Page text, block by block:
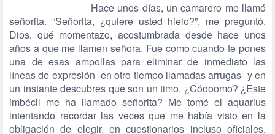
Hace unos días, un camarero me llamó
señorita. “Señorita, ¿quiere usted hielo?”, me preguntó.
Dios, qué momentazo, acostumbrada desde hace unos
años a que me llamen señora. Fue como cuando te pones
una de esas ampollas para eliminar de inmediato las
líneas de expresión -en otro tiempo llamadas arrugas- y en
un instante descubres que son un timo. ¿Cóooomo? ¿Este
imbécil me ha llamado señorita? Me tomé el aquarius
intentando recordar las veces que me había visto en la
obligación de elegir, en cuestionarios incluso oficiales,